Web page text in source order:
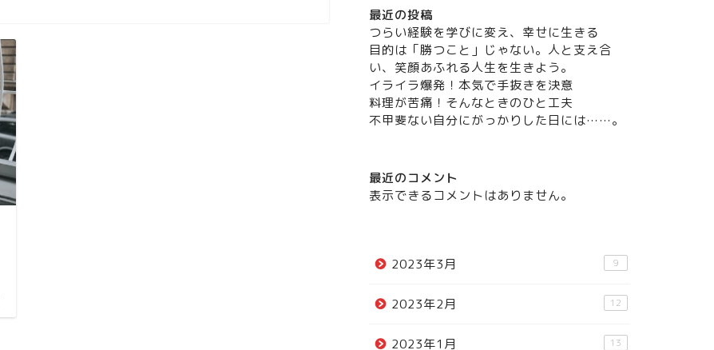
最近の投稿
つらい経験を学びに変え、幸せに生きる
目的は「勝つこと」じゃない。人と支え合
い、笑顔あふれる人生を生きよう。
イライラ爆発！本気で手抜きを決意
料理が苦痛！そんなときのひと工夫
不甲斐ない自分にがっかりした日には……。
最近のコメント
表示できるコメントはありません。
2023年3月 9
2023年2月 12
2023年1月 13